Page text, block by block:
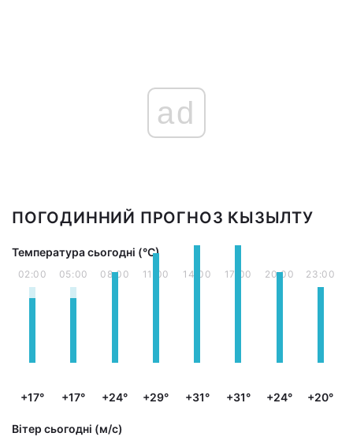
ad
ПОГОДИННИЙ ПРОГНОЗ КЫЗЫЛТУ
Температура сьогодні (°С)
02:00
+17°
05:00
+17°
08:00
+24°
11:00
+29°
14:00
+31°
17:00
+31°
20:00
+24°
23:00
+20°
Вітер сьогодні (м/с)